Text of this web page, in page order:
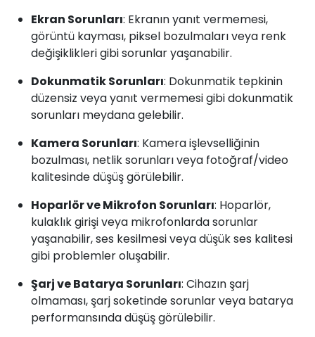
Ekran Sorunları: Ekranın yanıt vermemesi,
görüntü kayması, piksel bozulmaları veya renk
değişiklikleri gibi sorunlar yaşanabilir.
Dokunmatik Sorunları: Dokunmatik tepkinin
düzensiz veya yanıt vermemesi gibi dokunmatik
sorunları meydana gelebilir.
Kamera Sorunları: Kamera işlevselliğinin
bozulması, netlik sorunları veya fotoğraf/video
kalitesinde düşüş görülebilir.
Hoparlör ve Mikrofon Sorunları: Hoparlör,
kulaklık girişi veya mikrofonlarda sorunlar
yaşanabilir, ses kesilmesi veya düşük ses kalitesi
gibi problemler oluşabilir.
Şarj ve Batarya Sorunları: Cihazın şarj
olmaması, şarj soketinde sorunlar veya batarya
performansında düşüş görülebilir.